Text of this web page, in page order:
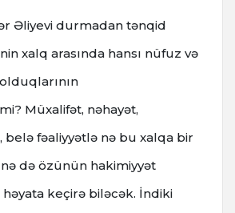
Əliyevi durmadan tənqid
xalq arasında hansı nüfuz və
Müxalifət, nəhayət,
belə fəaliyyətlə nə bu xalqa bir
də özünün hakimiyyət
həyata keçirə biləcək. İndiki